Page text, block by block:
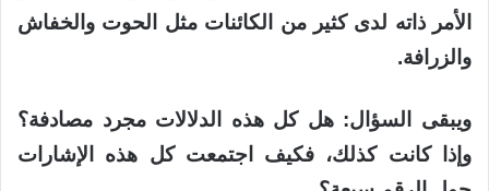
الأمر ذاته لدى كثير من الكائنات مثل الحوت والخفاش
والزرافة.
ويبقى السؤال: هل كل هذه الدلالات مجرد مصادفة؟
وإذا كانت كذلك، فكيف اجتمعت كل هذه الإشارات